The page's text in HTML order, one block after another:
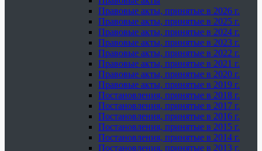
Правовые акты, принятые в 2026 г.
Правовые акты, принятые в 2025 г.
Правовые акты, принятые в 2024 г.
Правовые акты, принятые в 2023 г.
Правовые акты, принятые в 2022 г.
Правовые акты, принятые в 2021 г.
Правовые акты, принятые в 2020 г.
Правовые акты, принятые в 2019 г.
Постановления, принятые в 2018 г.
Постановления, принятые в 2017 г.
Постановления, принятые в 2016 г.
Постановления, принятые в 2015 г.
Постановления, принятые в 2014 г.
Постановления, принятые в 2013 г.